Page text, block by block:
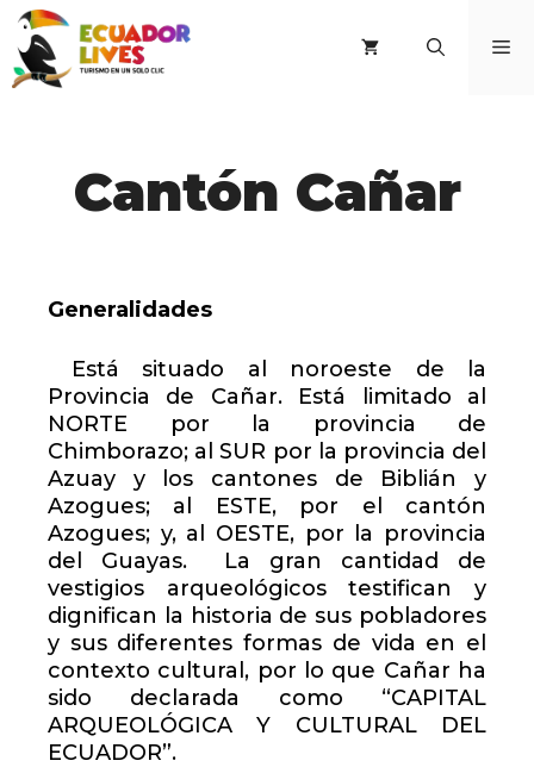
Saltar
contenido
Cantón Cañar
Generalidades
Está situado al noroeste de la
Provincia de Cañar. Está limitado al
NORTE por la provincia de
Chimborazo; al SUR por la provincia del
Azuay y los cantones de Biblián y
Azogues; al ESTE, por el cantón
Azogues; y, al OESTE, por la provincia
del Guayas. La gran cantidad de
vestigios arqueológicos testifican y
dignifican la historia de sus pobladores
y sus diferentes formas de vida en el
contexto cultural, por lo que Cañar ha
sido declarada como “CAPITAL
ARQUEOLÓGICA Y CULTURAL DEL
ECUADOR”.